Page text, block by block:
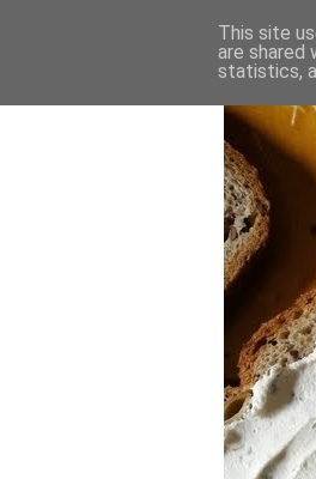
This site
are shared
statistics,